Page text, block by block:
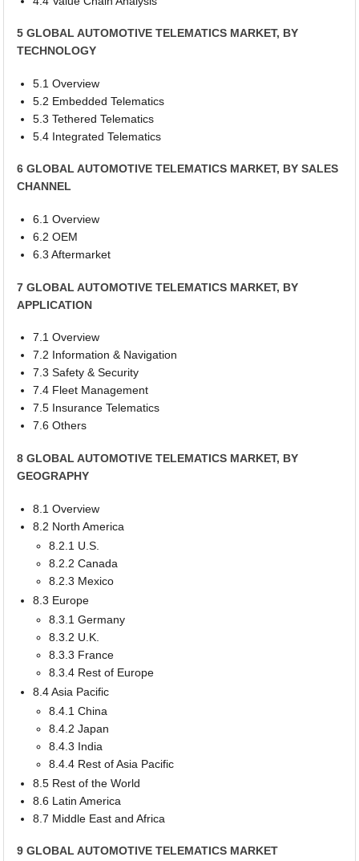
5 GLOBAL AUTOMOTIVE TELEMATICS MARKET, BY
TECHNOLOGY
5.1 Overview
5.2 Embedded Telematics
5.3 Tethered Telematics
5.4 Integrated Telematics
6 GLOBAL AUTOMOTIVE TELEMATICS MARKET, BY SALES
CHANNEL
6.1 Overview
6.2 OEM
6.3 Aftermarket
7 GLOBAL AUTOMOTIVE TELEMATICS MARKET, BY
APPLICATION
7.1 Overview
7.2 Information & Navigation
7.3 Safety & Security
7.4 Fleet Management
7.5 Insurance Telematics
7.6 Others
8 GLOBAL AUTOMOTIVE TELEMATICS MARKET, BY
GEOGRAPHY
8.1 Overview
8.2 North America
8.2.1 U.S.
8.2.2 Canada
8.2.3 Mexico
8.3 Europe
8.3.1 Germany
8.3.2 U.K.
8.3.3 France
8.3.4 Rest of Europe
8.4 Asia Pacific
8.4.1 China
8.4.2 Japan
8.4.3 India
8.4.4 Rest of Asia Pacific
8.5 Rest of the World
8.6 Latin America
8.7 Middle East and Africa
9 GLOBAL AUTOMOTIVE TELEMATICS MARKET